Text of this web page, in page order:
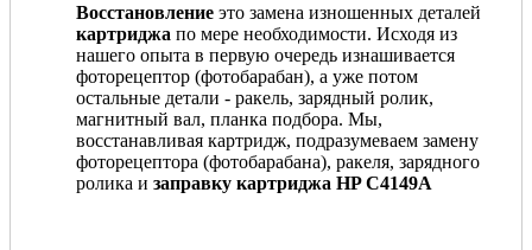
Восстановление это замена изношенных деталей
картриджа по мере необходимости. Исходя из
нашего опыта в первую очередь изнашивается
фоторецептор (фотобарабан), а уже потом
остальные детали - ракель, зарядный ролик,
магнитный вал, планка подбора. Мы,
восстанавливая картридж, подразумеваем замену
фоторецептора (фотобарабана), ракеля, зарядного
ролика и заправку картриджа HP C4149A